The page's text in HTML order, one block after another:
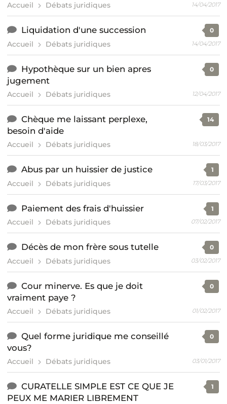
Accueil Débats juridiques 14/04/2017
Liquidation d'une succession
Accueil Débats juridiques
0
14/04/2017
Hypothèque sur un bien apres
jugement
Accueil Débats juridiques
0
12/04/2017
Chèque me laissant perplexe,
besoin d'aide
Accueil Débats juridiques
14
18/03/2017
Abus par un huissier de justice
Accueil Débats juridiques
1
17/03/2017
Paiement des frais d'huissier
Accueil Débats juridiques
1
07/02/2017
Décès de mon frère sous tutelle
Accueil Débats juridiques
0
03/02/2017
Cour minerve. Es que je doit
vraiment paye ?
Accueil Débats juridiques
0
01/02/2017
Quel forme juridique me conseillé
vous?
Accueil Débats juridiques
0
03/01/2017
CURATELLE SIMPLE EST CE QUE JE
PEUX ME MARIER LIBREMENT
1